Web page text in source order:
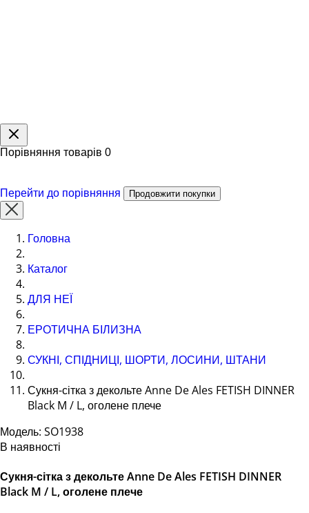
Порівняння товарів 0
Перейти до порівняння Продовжити покупки
Головна
Каталог
ДЛЯ НЕЇ
ЕРОТИЧНА БІЛИЗНА
СУКНІ, СПІДНИЦІ, ШОРТИ, ЛОСИНИ, ШТАНИ
Сукня-сітка з декольте Anne De Ales FETISH DINNER
Black M / L, оголене плече
Модель: SO1938
В наявності
Сукня-сітка з декольте Anne De Ales FETISH DINNER
Black M / L, оголене плече